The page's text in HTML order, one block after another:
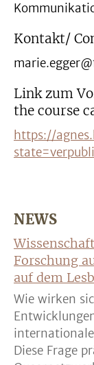
Kontakt/
Link zum
the course
https://
NEWS
Forschung
auf dem
Wie wirken
Diese Frage